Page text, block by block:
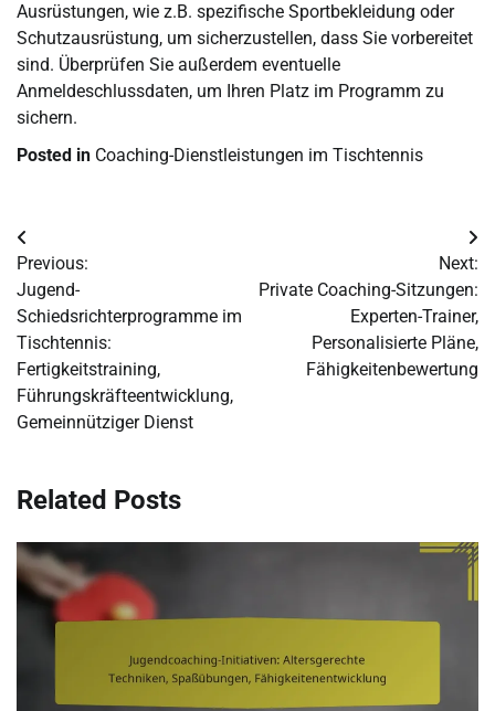
Ausrüstungen, wie z.B. spezifische Sportbekleidung oder
Schutzausrüstung, um sicherzustellen, dass Sie vorbereitet
sind. Überprüfen Sie außerdem eventuelle
Anmeldeschlussdaten, um Ihren Platz im Programm zu
sichern.
Posted in Coaching-Dienstleistungen im Tischtennis
Post
navigation
Previous:
Jugend-
Schiedsrichterprogramme im
Tischtennis:
Fertigkeitstraining,
Führungskräfteentwicklung,
Gemeinnütziger Dienst
Next:
Private Coaching-Sitzungen:
Experten-Trainer,
Personalisierte Pläne,
Fähigkeitenbewertung
Related Posts